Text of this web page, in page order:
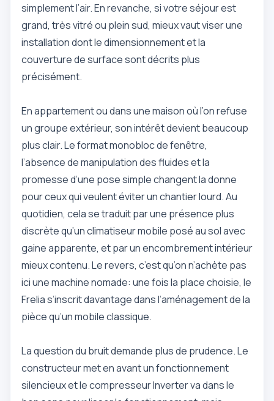
simplement l’air. En revanche, si votre séjour est
grand, très vitré ou plein sud, mieux vaut viser une
installation dont le dimensionnement et la
couverture de surface sont décrits plus
précisément.
En appartement ou dans une maison où l’on refuse
un groupe extérieur, son intérêt devient beaucoup
plus clair. Le format monobloc de fenêtre,
l’absence de manipulation des fluides et la
promesse d’une pose simple changent la donne
pour ceux qui veulent éviter un chantier lourd. Au
quotidien, cela se traduit par une présence plus
discrète qu’un climatiseur mobile posé au sol avec
gaine apparente, et par un encombrement intérieur
mieux contenu. Le revers, c’est qu’on n’achète pas
ici une machine nomade: une fois la place choisie, le
Frelia s’inscrit davantage dans l’aménagement de la
pièce qu’un mobile classique.
La question du bruit demande plus de prudence. Le
constructeur met en avant un fonctionnement
silencieux et le compresseur Inverter va dans le